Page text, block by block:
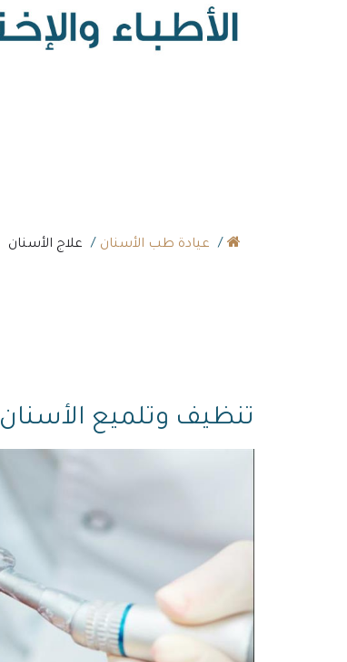
عيادة طب الأسنان علاج الأسنان
تنظيف وتلميع الأسنان